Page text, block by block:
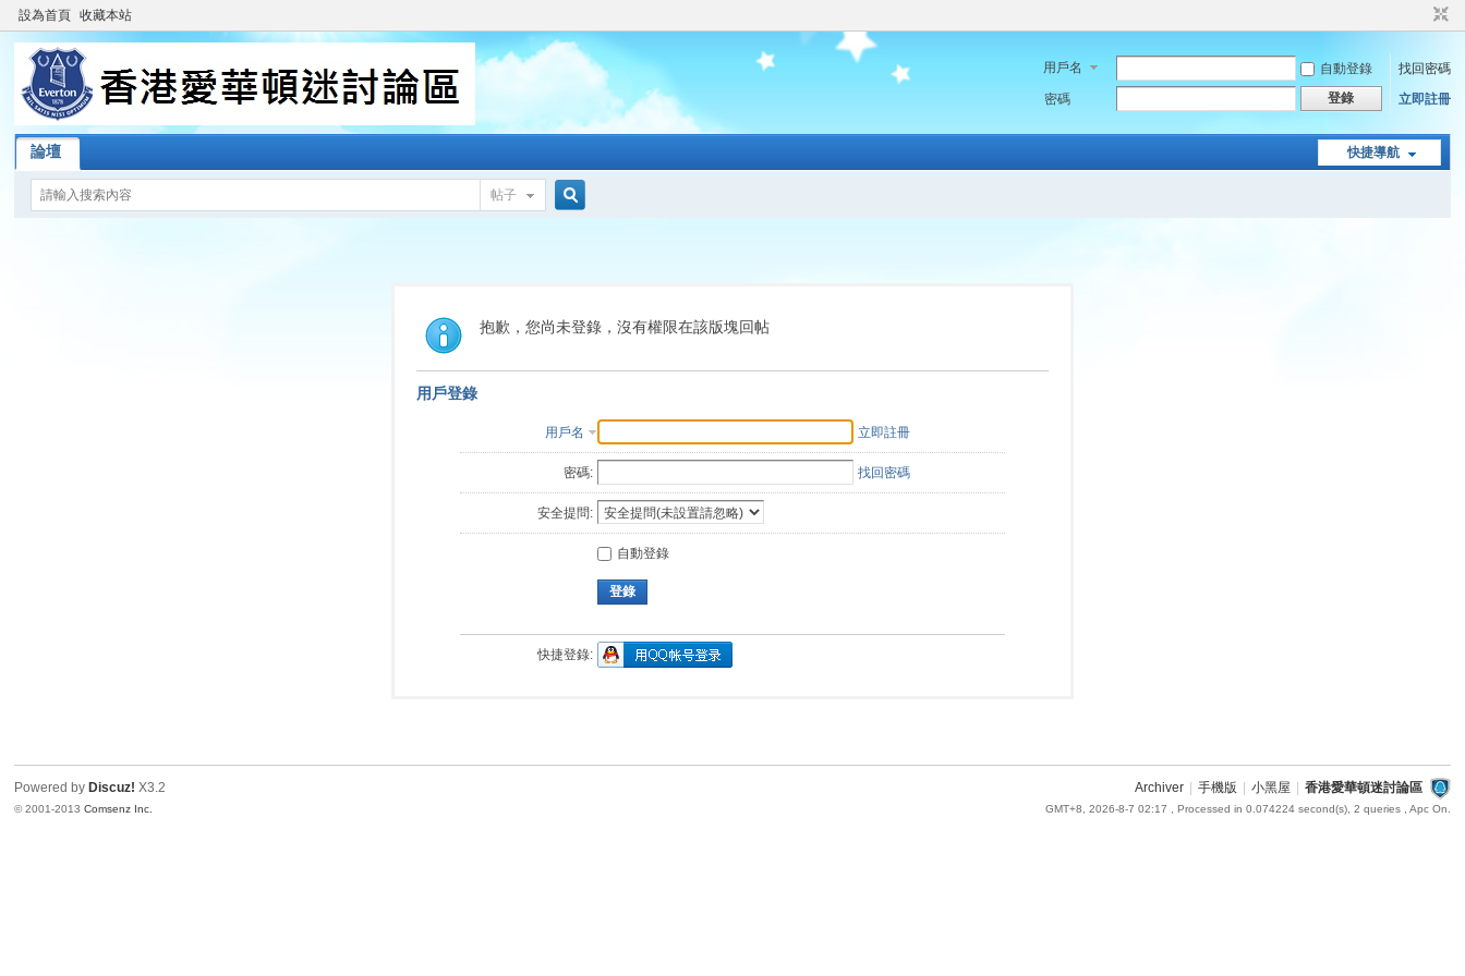
設為首頁 收藏本站
用戶名 自動登錄
找回密碼
密碼
登錄 立即註冊
快捷導航
論壇
帖子
索
抱歉，您尚未登錄，沒有權限在該版塊回帖
用戶登錄
用戶名 立即註冊
密碼: 找回密碼
安全提問:
自動登錄
登錄
快捷登錄:
Archiver 手機版 小黑屋 香港愛華頓迷討論區
GMT+8, 2026-8-7 02:17 , Processed in 0.074224 second(s), 2 queries , Apc On.
Powered by Discuz! X3.2
© 2001-2013Comsenz Inc.